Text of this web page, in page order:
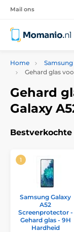
Mail ons
Home Samsung
Gehard glas
Gehard
Galaxy
Samsung Galaxy
A52
Screenprotector -
Gehard glas - 9H
Hardheid